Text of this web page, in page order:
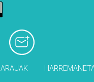
ARAUAK